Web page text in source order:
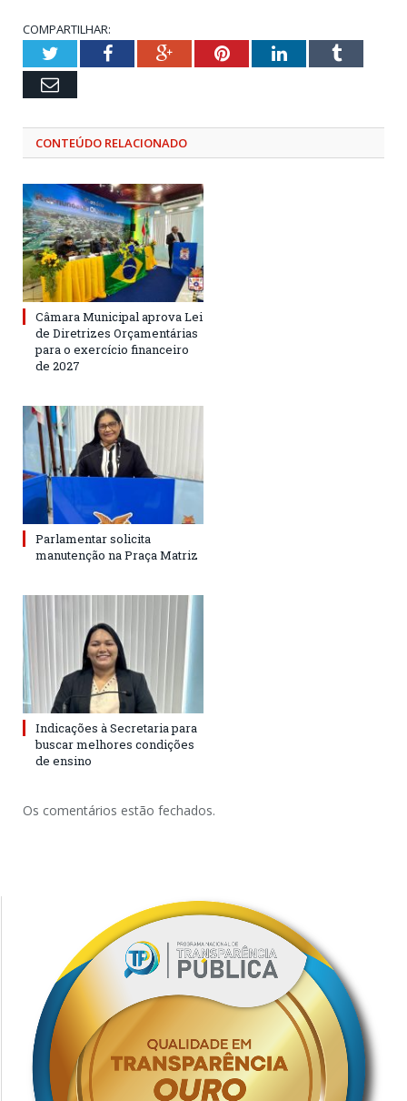
COMPARTILHAR:
TwitterFacebookGoogle+PinterestLinkedInTumblr
Email
CONTEÚDO RELACIONADO
Câmara Municipal aprova Lei
de Diretrizes Orçamentárias
para o exercício financeiro
de 2027
Parlamentar solicita
manutenção na Praça Matriz
Indicações à Secretaria para
buscar melhores condições
de ensino
Os comentários estão fechados.